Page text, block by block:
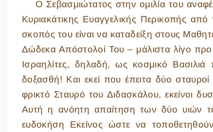
Ο Σεβασμιώτατος στην ομιλία του
Κυριακάτικης Ευαγγελικής Περικοπής
σκοπός του είναι να καταδείξη στους
Δώδεκα Απόστολοί Του – μάλιστα λίγο
Ισραηλίτες, δηλαδή, ως κοσμικό
δοξασθή! Και εκεί που έπειτα δύο
φρικτό Σταυρό του Διδασκάλου, εκείνοι
Αυτή η ανόητη απαίτηση των δύο υιών
ευδοκήση Εκείνος ώστε να